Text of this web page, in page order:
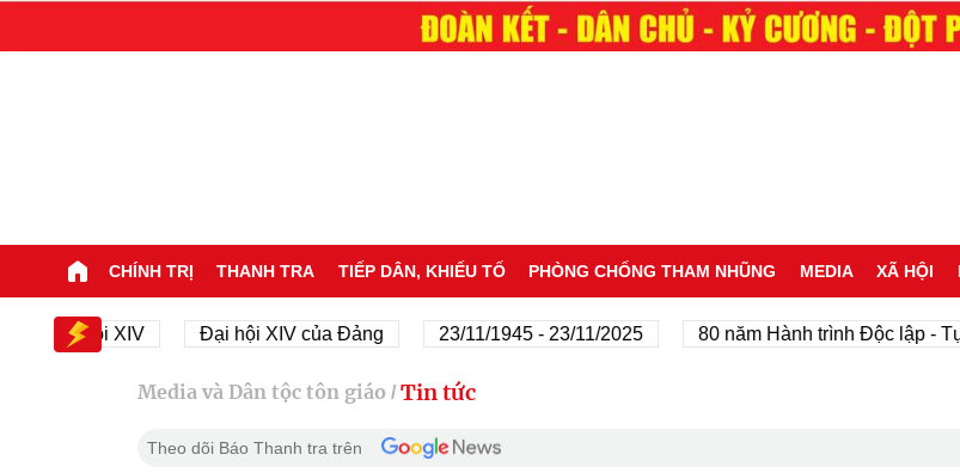
CHÍNH TRỊ THANH TRA TIẾP DÂN, KHIẾU TỐ PHÒNG CHỐNG THAM NHŨNG MEDIA XÃ HỘI
Đại hội XIV Đại hội XIV của Đảng 23/11/1945 - 23/11/2025 80 năm Hành trình Độc lập - Tự do
Media và Dân tộc tôn giáo / Tin tức
Theo dõi Báo Thanh tra trên